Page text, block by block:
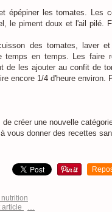
épépiner les tomates. Les
le piment doux et l'ail pilé.
des tomates, laver
temps en temps. Les faire
de les ajouter au confit de
encore 1/4 d'heure environ.
de créer une nouvelle
vous donner des recettes
article
…